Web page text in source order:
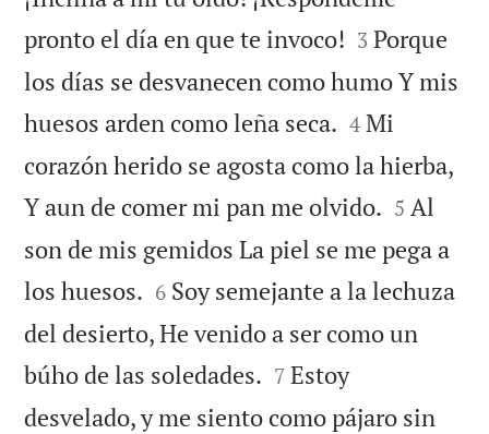
pronto el día en que te invoco! 

3 Porque
los días se desvanecen como humo Y mis
huesos arden como leña seca. 

4 Mi
corazón herido se agosta como la hierba,
Y aun de comer mi pan me olvido. 

5 Al
son de mis gemidos La piel se me pega a
los huesos. 

6 Soy semejante a la lechuza
del desierto, He venido a ser como un
búho de las soledades. 

7 Estoy
desvelado, y me siento como pájaro sin